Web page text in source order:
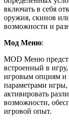
включать в себя
оружия, скинов
возможности и
Мод Меню:
MOD Меню
встроенный в
игровым опциям и
параметрами игры,
активировать
возможности,
игровой опыт.